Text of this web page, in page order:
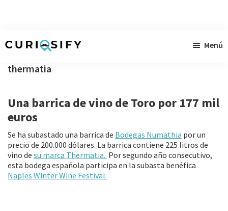
contenido
primaria
pie
raudales
Menú
thermatia
Una barrica de vino de Toro por 177 mil
euros
Se ha subastado una barrica de Bodegas Numathia por un
precio de 200.000 dólares. La barrica contiene 225 litros de
vino de su marca Thermatia. Por segundo año consecutivo,
esta bodega española participa en la subasta benéfica
Naples Winter Wine Festival.